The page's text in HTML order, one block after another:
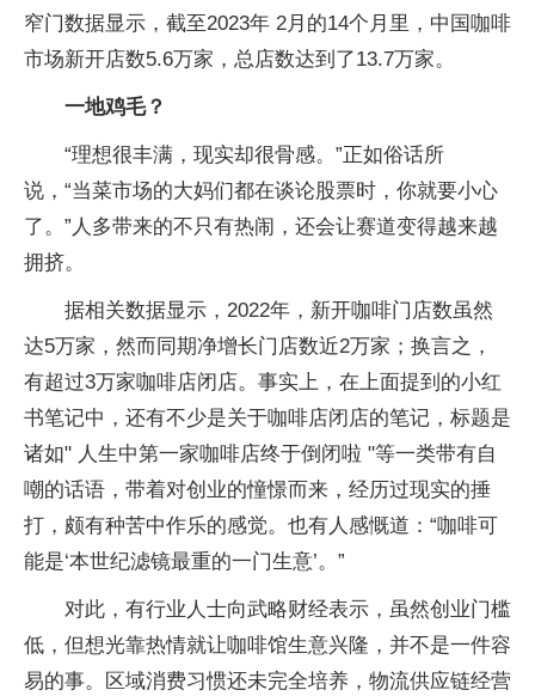
窄门数据显示，截至2023年 2月的14个月里，中国咖啡
市场新开店数5.6万家，总店数达到了13.7万家。
一地鸡毛？
“理想很丰满，现实却很骨感。”正如俗话所
说，“当菜市场的大妈们都在谈论股票时，你就要小心
了。”人多带来的不只有热闹，还会让赛道变得越来越
拥挤。
据相关数据显示，2022年，新开咖啡门店数虽然
达5万家，然而同期净增长门店数近2万家；换言之，
有超过3万家咖啡店闭店。事实上，在上面提到的小红
书笔记中，还有不少是关于咖啡店闭店的笔记，标题是
诸如" 人生中第一家咖啡店终于倒闭啦 "等一类带有自
嘲的话语，带着对创业的憧憬而来，经历过现实的捶
打，颇有种苦中作乐的感觉。也有人感慨道：“咖啡可
能是‘本世纪滤镜最重的一门生意’。”
对此，有行业人士向武略财经表示，虽然创业门槛
低，但想光靠热情就让咖啡馆生意兴隆，并不是一件容
易的事。区域消费习惯还未完全培养，物流供应链经营